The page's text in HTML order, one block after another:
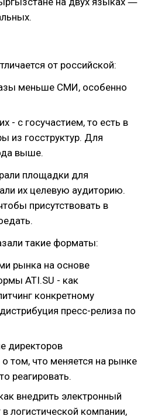
от российской:
меньше СМИ, особенно
- с госучастием, то есть в
из госструктур. Для
выше.
площадки для
их целевую аудиторию.
присутствовать в
такие форматы:
рынка на основе
ATI.SU - как
конкретному
пресс-релиза по
директоров
о том, что меняется на рынке
реагировать.
внедрить электронный
логистической компании,